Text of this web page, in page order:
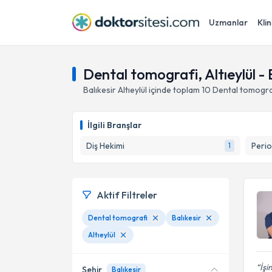
Uzmanlar
Dental tomografi, Altıeylül -
BalıkesirAltıeylül içinde toplam 10 Dental
İlgili Branşlar
Diş Hekimi
1
Aktif Filtreler
Dental tomografi
Balıkesir
Altıeylül
Şehir Balıkesir